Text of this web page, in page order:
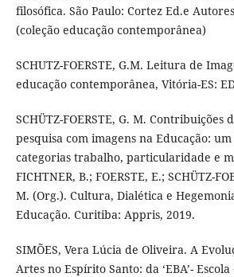
filosófica. São Paulo: Cortez Ed.e
(coleção educação contemporânea)
SCHUTZ-FOERSTE, G.M. Leitura de
educação contemporânea, Vitória-ES:
SCHÜTZ-FOERSTE, G. M. Contribuições
pesquisa com imagens na Educação:
categorias trabalho, particularidade e
FICHTNER, B.; FOERSTE, E.; SCHÜTZ-
M. (Org.). Cultura, Dialética e
Educação. Curitiba: Appris, 2019.
SIMÕES, Vera Lúcia de Oliveira. A
Artes no Espírito Santo: da ‘EBA’-